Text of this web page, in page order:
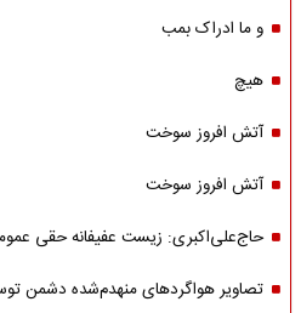
و ما ادراک بمب
هیچ
آتش افروز سوخت
آتش افروز سوخت
حاج‌علی‌اکبری: زیست عفیفانه حقی
تصاویر هواگردهای منهدم‌شده دشمن